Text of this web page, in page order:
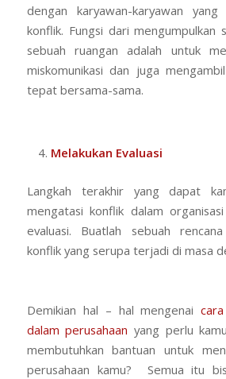
dengan karyawan-karyawan
konflik. Fungsi dari mengumpulkan
sebuah ruangan adalah untuk
miskomunikasi dan juga
tepat bersama-sama.
Melakukan Evaluasi
Langkah terakhir yang dapat
mengatasi konflik dalam
evaluasi. Buatlah sebuah
konflik yang serupa terjadi di masa
Demikian hal – hal mengenai
dalam perusahaan yang perlu
membutuhkan bantuan untuk
perusahaan kamu? Semua itu